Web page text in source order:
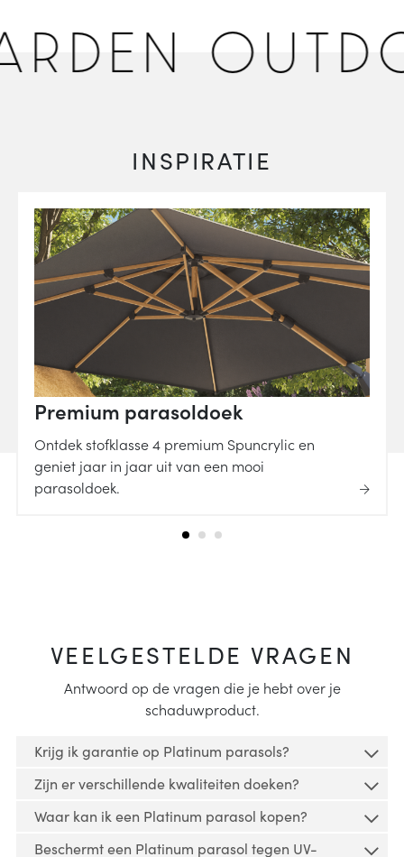
INSPIRATIE
Premium parasoldoek
Ontdek stofklasse 4 premium Spuncrylic en
geniet jaar in jaar uit van een mooi
parasoldoek.
VEELGESTELDE VRAGEN
Antwoord op de vragen die je hebt over je
schaduwproduct.
Krijg ik garantie op Platinum parasols?
Op al onze parasols is garantie van toepassing.
Zijn er verschillende kwaliteiten doeken?
Platinum producten zijn verkrijgbaar in
verschillende kleuren en hebben diverse typen
Waar kan ik een Platinum parasol kopen?
Beschermt een Platinum parasol tegen UV-